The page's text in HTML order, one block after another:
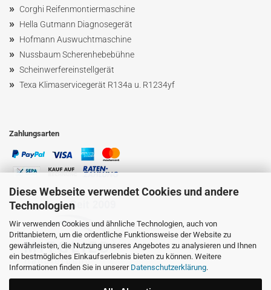
Diese Webseite verwendet Cookies und andere
Technologien
Wir verwenden Cookies und ähnliche Technologien, auch von
Drittanbietern, um die ordentliche Funktionsweise der Website zu
gewährleisten, die Nutzung unseres Angebotes zu analysieren und Ihnen
ein bestmögliches Einkaufserlebnis bieten zu können. Weitere
Informationen finden Sie in unserer Datenschutzerklärung.
» Corghi Reifenmontiermaschine
» Hella Gutmann Diagnosegerät
» Hofmann Auswuchtmaschine
» NussbaumScherenhebebühne
» Scheinwerfereinstellgerät
» Texa Klimaservicegerät R134a u. R1234yf
Zahlungsarten